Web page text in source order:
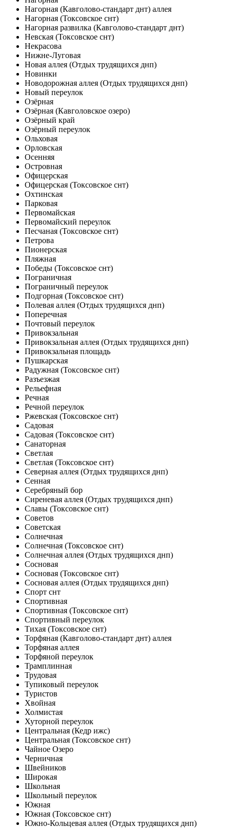
Нагорная (Кавголово-стандарт днт) аллея
Нагорная (Токсовское снт)
Нагорная развилка (Кавголово-стандарт днт)
Невская (Токсовское снт)
Некрасова
Нижне-Луговая
Новая аллея (Отдых трудящихся днп)
Новинки
Новодорожная аллея (Отдых трудящихся днп)
Новый переулок
Озёрная
Озёрная (Кавголовское озеро)
Озёрный край
Озёрный переулок
Ольховая
Орловская
Осенняя
Островная
Офицерская
Офицерская (Токсовское снт)
Охтинская
Парковая
Первомайская
Первомайский переулок
Песчаная (Токсовское снт)
Петрова
Пионерская
Пляжная
Победы (Токсовское снт)
Пограничная
Пограничный переулок
Подгорная (Токсовское снт)
Полевая аллея (Отдых трудящихся днп)
Поперечная
Почтовый переулок
Привокзальная
Привокзальная аллея (Отдых трудящихся днп)
Привокзальная площадь
Пушкарская
Радужная (Токсовское снт)
Разъезжая
Рельефная
Речная
Речной переулок
Ржевская (Токсовское снт)
Садовая
Садовая (Токсовское снт)
Санаторная
Светлая
Светлая (Токсовское снт)
Северная аллея (Отдых трудящихся днп)
Сенная
Серебряный бор
Сиреневая аллея (Отдых трудящихся днп)
Славы (Токсовское снт)
Советов
Советская
Солнечная
Солнечная (Токсовское снт)
Солнечная аллея (Отдых трудящихся днп)
Сосновая
Сосновая (Токсовское снт)
Сосновая аллея (Отдых трудящихся днп)
Спорт снт
Спортивная
Спортивная (Токсовское снт)
Спортивный переулок
Тихая (Токсовское снт)
Торфяная (Кавголово-стандарт днт) аллея
Торфяная аллея
Торфяной переулок
Трамплинная
Трудовая
Тупиковый переулок
Туристов
Хвойная
Холмистая
Хуторной переулок
Центральная (Кедр ижс)
Центральная (Токсовское снт)
Чайное Озеро
Черничная
Швейников
Широкая
Школьная
Школьный переулок
Южная
Южная (Токсовское снт)
Южно-Кольцевая аллея (Отдых трудящихся днп)